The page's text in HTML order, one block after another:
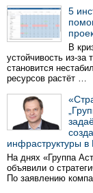
5
В
устойчивость из-за
становится
ресурсов растёт …
инфраструктуры в
На днях «Группа
объявили о
По заявлению